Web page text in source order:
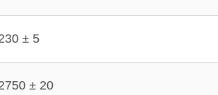
± 5
± 20